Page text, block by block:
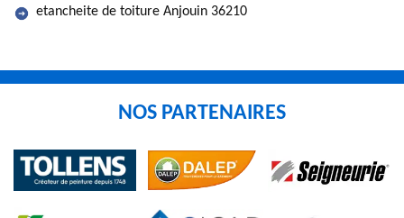
etancheite de toiture Anjouin 36210
NOS PARTENAIRES